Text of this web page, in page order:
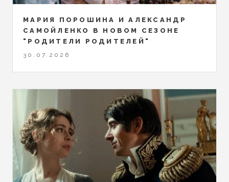
МАРИЯ ПОРОШИНА И АЛЕКСАНДР
САМОЙЛЕНКО В НОВОМ СЕЗОНЕ
"РОДИТЕЛИ РОДИТЕЛЕЙ"
30.07.2026